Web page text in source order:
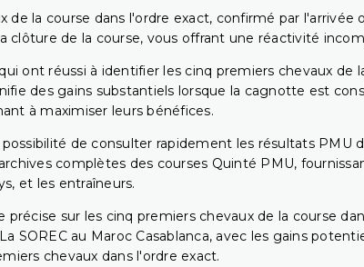
la course dans l'ordre exact, confirmé par l'arrivée
clôture de la course, vous offrant une réactivité
ont réussi à identifier les cinq premiers chevaux de
des gains substantiels lorsque la cagnotte est
à maximiser leurs bénéfices.
de consulter rapidement les résultats PMU
complètes des courses Quinté PMU,
et les entraîneurs.
sur les cinq premiers chevaux de la course
au Maroc Casablanca, avec les gains
chevaux dans l'ordre exact.